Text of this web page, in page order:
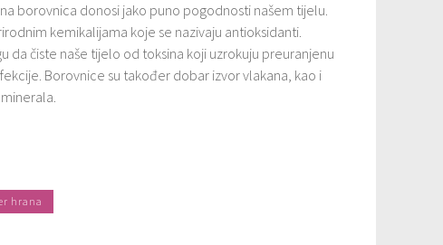
borovnica donosi jako puno pogodnosti našem tijelu.
kemikalijama koje se nazivaju antioksidanti.
da čiste naše tijelo od toksina koji uzrokuju preuranjenu
Borovnice su također dobar izvor vlakana, kao i
hrana